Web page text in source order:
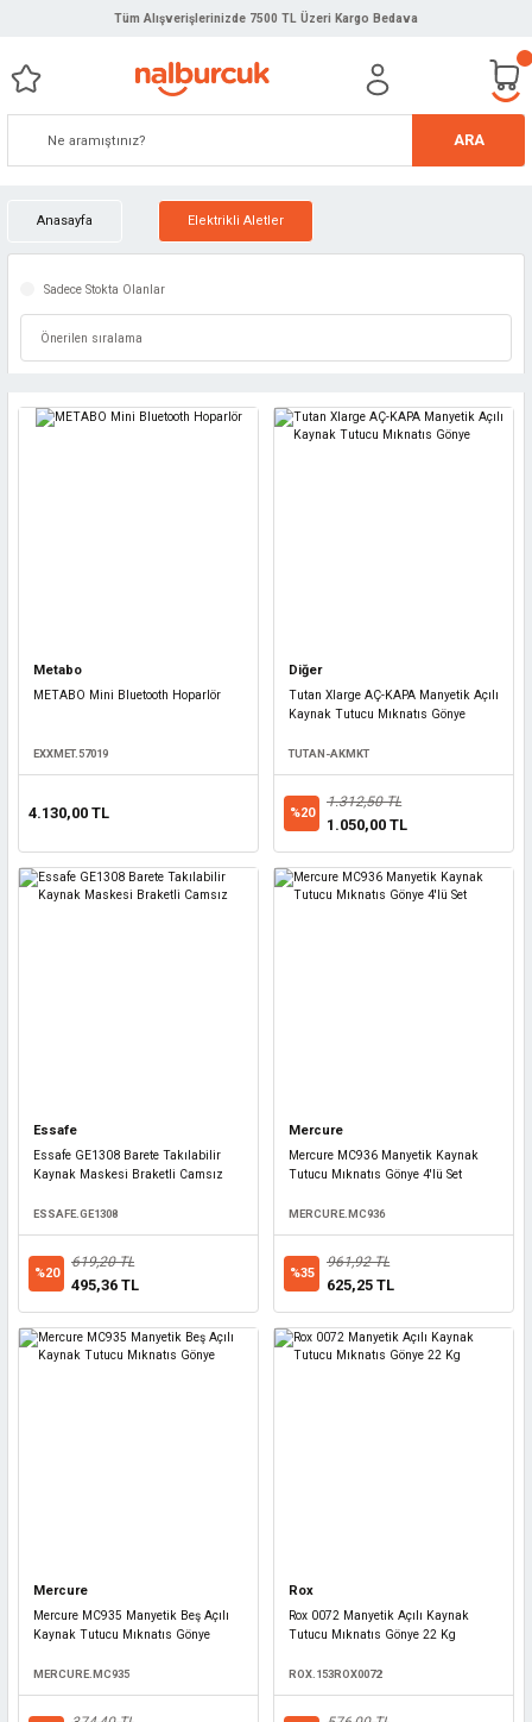
Tüm Alışverişlerinizde 7500 TL Üzeri Kargo Bedava
ARA
Anasayfa Elektrikli Aletler
Sadece Stokta Olanlar
Metabo
METABO Mini Bluetooth Hoparlör
EXXMET.57019
4.130,00 TL
Diğer
Tutan Xlarge AÇ-KAPA Manyetik Açılı
Kaynak Tutucu Mıknatıs Gönye
TUTAN-AKMKT
%20
1.312,50 TL
1.050,00 TL
Essafe
Essafe GE1308 Barete Takılabilir
Kaynak Maskesi Braketli Camsız
ESSAFE.GE1308
%20
619,20 TL
495,36 TL
Mercure
Mercure MC936 Manyetik Kaynak
Tutucu Mıknatıs Gönye 4'lü Set
MERCURE.MC936
%35
961,92 TL
625,25 TL
Mercure
Mercure MC935 Manyetik Beş Açılı
Kaynak Tutucu Mıknatıs Gönye
MERCURE.MC935
Rox
Rox 0072 Manyetik Açılı Kaynak
Tutucu Mıknatıs Gönye 22 Kg
ROX.153ROX0072